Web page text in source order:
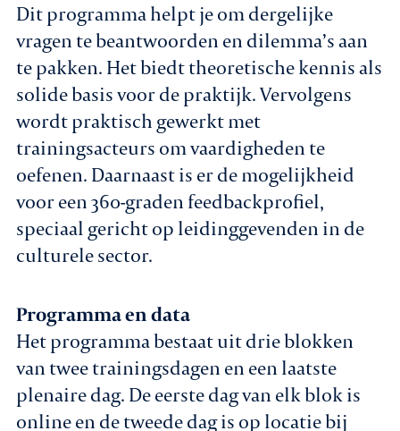
Dit programma helpt je om dergelijke
vragen te beantwoorden en dilemma’s aan
te pakken. Het biedt theoretische kennis als
solide basis voor de praktijk. Vervolgens
wordt praktisch gewerkt met
trainingsacteurs om vaardigheden te
oefenen. Daarnaast is er de mogelijkheid
voor een 360-graden feedbackprofiel,
speciaal gericht op leidinggevenden in de
culturele sector.
Programma en data
Het programma bestaat uit drie blokken
van twee trainingsdagen en een laatste
plenaire dag. De eerste dag van elk blok is
online en de tweede dag is op locatie bij